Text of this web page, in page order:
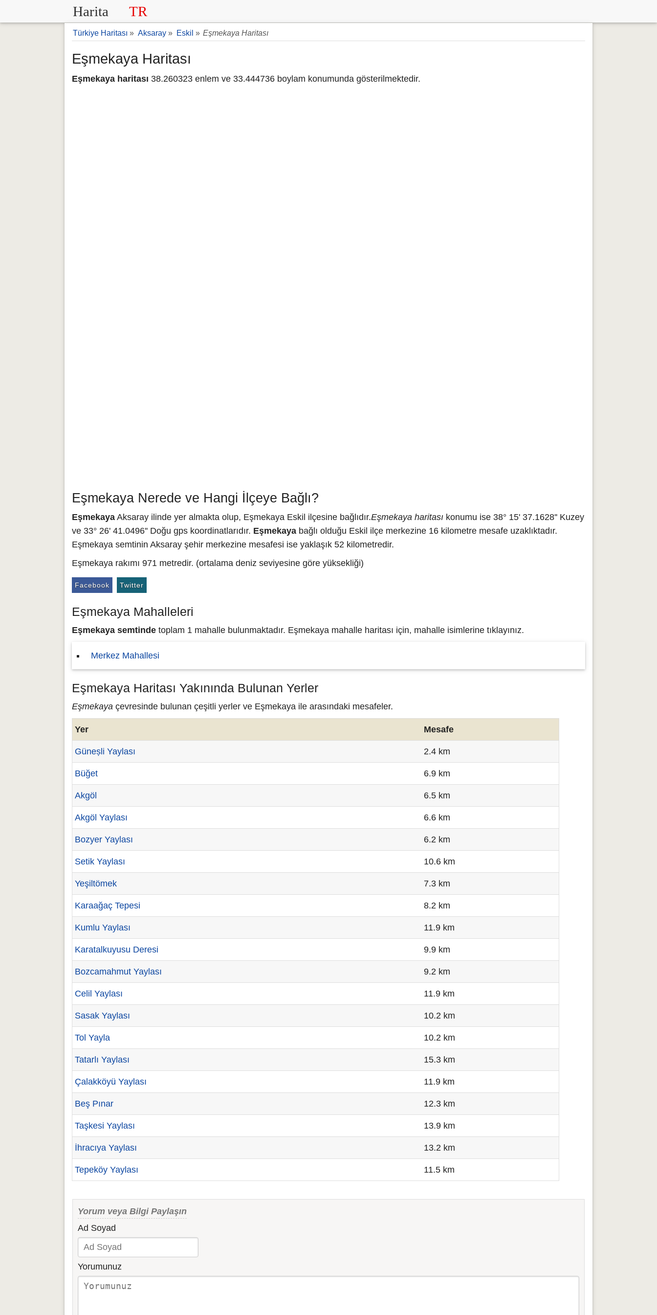
Harita TR
Türkiye Haritası » Aksaray » Eskil » Eşmekaya Haritası
Eşmekaya Haritası
Eşmekaya haritası 38.260323 enlem ve 33.444736 boylam konumunda gösterilmektedir.
Eşmekaya Nerede ve Hangi İlçeye Bağlı?
Eşmekaya Aksaray ilinde yer almakta olup, Eşmekaya Eskil ilçesine bağlıdır.Eşmekaya haritası konumu ise 38° 15' 37.1628'' Kuzey
ve 33° 26' 41.0496'' Doğu gps koordinatlarıdır. Eşmekaya bağlı olduğu Eskil ilçe merkezine 16 kilometre mesafe uzaklıktadır.
Eşmekaya semtinin Aksaray şehir merkezine mesafesi ise yaklaşık 52 kilometredir.
Eşmekaya rakımı 971 metredir. (ortalama deniz seviyesine göre yüksekliği)
Facebook Twitter
Eşmekaya Mahalleleri
Eşmekaya semtinde toplam 1 mahalle bulunmaktadır. Eşmekaya mahalle haritası için, mahalle isimlerine tıklayınız.
Merkez Mahallesi
Eşmekaya Haritası Yakınında Bulunan Yerler
Eşmekaya çevresinde bulunan çeşitli yerler ve Eşmekaya ile arasındaki mesafeler.
Yer Mesafe
Güneṣli Yaylası 2.4 km
Büğet 6.9 km
Akgöl 6.5 km
Akgöl Yaylası 6.6 km
Bozyer Yaylası 6.2 km
Setik Yaylası 10.6 km
Yeşiltömek 7.3 km
Karaağaç Tepesi 8.2 km
Kumlu Yaylası 11.9 km
Karatalkuyusu Deresi 9.9 km
Bozcamahmut Yaylası 9.2 km
Celil Yaylası 11.9 km
Sasak Yaylası 10.2 km
Tol Yayla 10.2 km
Tatarlı Yaylası 15.3 km
Çalakköyü Yaylası 11.9 km
Beş Pınar 12.3 km
Taşkesi Yaylası 13.9 km
İhracıya Yaylası 13.2 km
Tepeköy Yaylası 11.5 km
Yorum veya Bilgi Paylaşın
Ad Soyad
Yorumunuz